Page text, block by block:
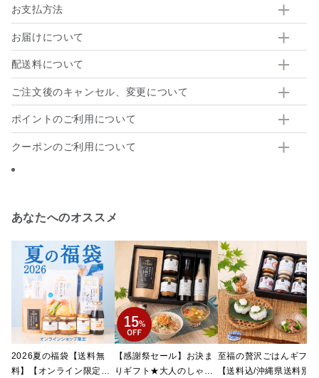
お支払方法
お届けについて
配送料について
ご注文後のキャンセル、変更について
ポイントのご利用について
クーポンのご利用について
あなたへのオススメ
2026夏の福袋【送料無
料】【オンライン限定】
【感謝祭セール】お決ま
りギフト★大人のしゃけ
至福の贅沢ごはんギフト
【送料込/沖縄県送料別